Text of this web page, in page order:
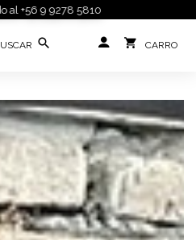
9 9278 5810